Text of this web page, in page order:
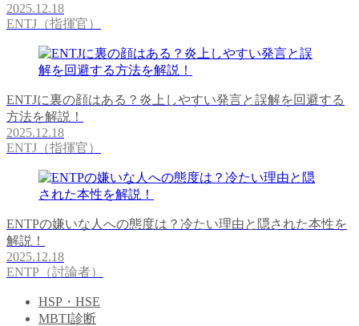
2025.12.18
ENTJ（指揮官）
ENTJに裏の顔はある？炎上しやすい発言と誤解を回避する
方法を解説！
2025.12.18
ENTJ（指揮官）
ENTPの嫌いな人への態度は？冷たい理由と隠された本性を
解説！
2025.12.18
ENTP（討論者）
HSP・HSE
MBTI診断